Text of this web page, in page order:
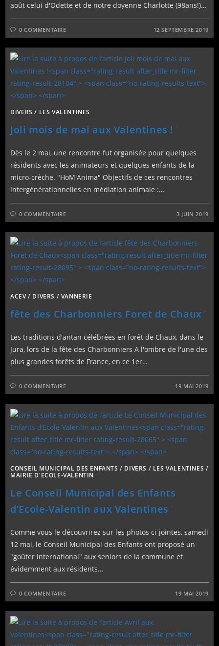
août celui d'Odette et de notre doyenne Charlotte (98ans!)…
0 COMMENTAIRE 12 SEPTEMBRE 2019
DIVERS / LES VALENTINES
Joli mois de mai aux Valentines ! .
Dès le 2 mai, une rencontre fut organisée pour quelques
résidents avec les animateurs et quelques enfants de la
micro-crèche. "HoM'Anima" Objectifs de ces rencontres
intergénérationnelles en médiation animale :…
0 COMMENTAIRE 3 JUIN 2019
ACEV/ DIVERS / VANNERIE
fête des Charbonniers Foret de Chaux .
Les traditions d'antan célébrées en forêt de Chaux, dans le
Jura, lors de la fête des Charbonniers A l'ombre de l'une des
plus grandes forêts de France, en ce 1er…
0 COMMENTAIRE 19 MAI 2019
CONSEIL MUNICIPAL DES ENFANTS / DIVERS / LES VALENTINES /
MAIRIE D'ECOLE-VALENTIN
Le Conseil Municipal des Enfants
d’Ecole-Valentin aux Valentines .
Comme vous le découvrirez sur les photos ci-jointes, samedi
12 mai, le Conseil Municipal des Enfants ont proposé un
"goûter international" aux seniors de la commune et
évidemment aux résidents…
0 COMMENTAIRE 19 MAI 2019